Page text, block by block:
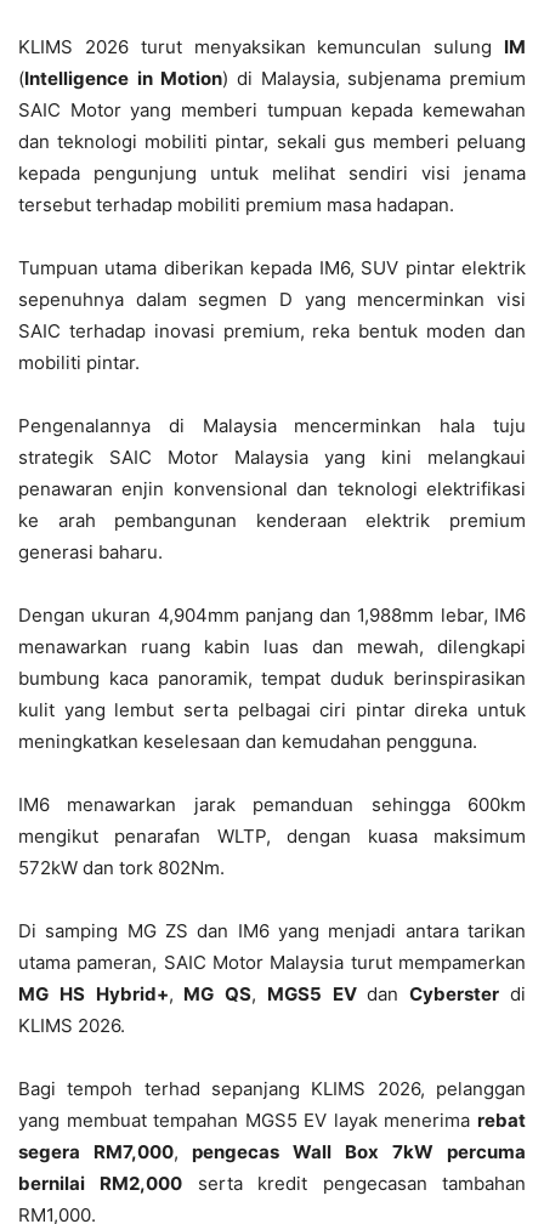
KLIMS 2026 turut menyaksikan kemunculan sulung IM
(Intelligence in Motion) di Malaysia, subjenama premium
SAIC Motor yang memberi tumpuan kepada kemewahan
dan teknologi mobiliti pintar, sekali gus memberi peluang
kepada pengunjung untuk melihat sendiri visi jenama
tersebut terhadap mobiliti premium masa hadapan.
Tumpuan utama diberikan kepada IM6, SUV pintar elektrik
sepenuhnya dalam segmen D yang mencerminkan visi
SAIC terhadap inovasi premium, reka bentuk moden dan
mobiliti pintar.
Pengenalannya di Malaysia mencerminkan hala tuju
strategik SAIC Motor Malaysia yang kini melangkaui
penawaran enjin konvensional dan teknologi elektrifikasi
ke arah pembangunan kenderaan elektrik premium
generasi baharu.
Dengan ukuran 4,904mm panjang dan 1,988mm lebar, IM6
menawarkan ruang kabin luas dan mewah, dilengkapi
bumbung kaca panoramik, tempat duduk berinspirasikan
kulit yang lembut serta pelbagai ciri pintar direka untuk
meningkatkan keselesaan dan kemudahan pengguna.
IM6 menawarkan jarak pemanduan sehingga 600km
mengikut penarafan WLTP, dengan kuasa maksimum
572kW dan tork 802Nm.
Di samping MG ZS dan IM6 yang menjadi antara tarikan
utama pameran, SAIC Motor Malaysia turut mempamerkan
MG HS Hybrid+, MG QS, MGS5 EVdanCyberster di
KLIMS 2026.
Bagi tempoh terhad sepanjang KLIMS 2026, pelanggan
yang membuat tempahan MGS5 EV layak menerima rebat
segera
RM7,000, pengecas Wall Box 7kW percuma
bernilai
RM2,000 serta kredit pengecasan tambahan
RM1,000.